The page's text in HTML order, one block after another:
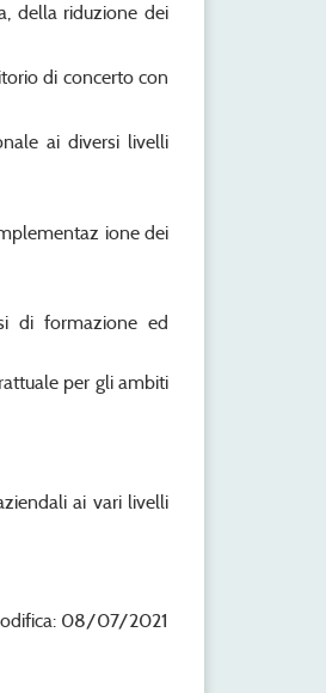
della riduzione dei
di concerto con
ai diversi livelli
ione dei
di formazione ed
per gli ambiti
ai vari livelli
08/07/2021